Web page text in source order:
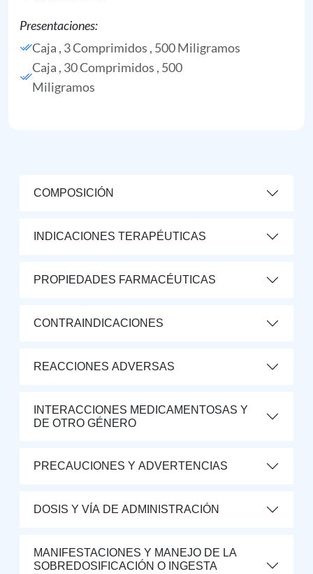
Presentaciones:
Caja , 3 Comprimidos , 500 Miligramos
Caja , 30 Comprimidos , 500
Miligramos
COMPOSICIÓN
INDICACIONES TERAPÉUTICAS
PROPIEDADES FARMACÉUTICAS
CONTRAINDICACIONES
REACCIONES ADVERSAS
INTERACCIONES MEDICAMENTOSAS Y
DE OTRO GÉNERO
PRECAUCIONES Y ADVERTENCIAS
DOSIS Y VÍA DE ADMINISTRACIÓN
MANIFESTACIONES Y MANEJO DE LA
SOBREDOSIFICACIÓN O INGESTA